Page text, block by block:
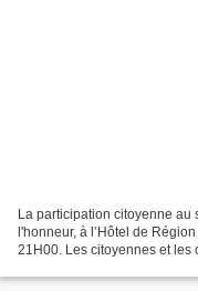
La participation citoyenne au
l'honneur, à l’Hôtel de
21H00. Les citoyennes et les